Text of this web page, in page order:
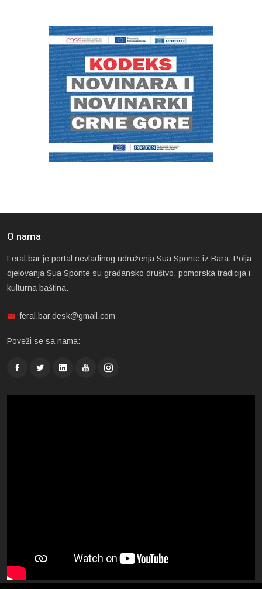
O nama
Feral.bar je portal nevladinog udruženja Sua Sponte iz Bara. Polja
djelovanja Sua Sponte su građansko društvo, pomorska tradicija i
kulturna baština.
feral.bar.desk@gmail.com
Poveži se sa nama: